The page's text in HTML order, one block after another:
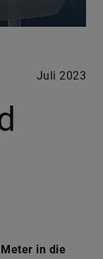
Juli 2023
in die